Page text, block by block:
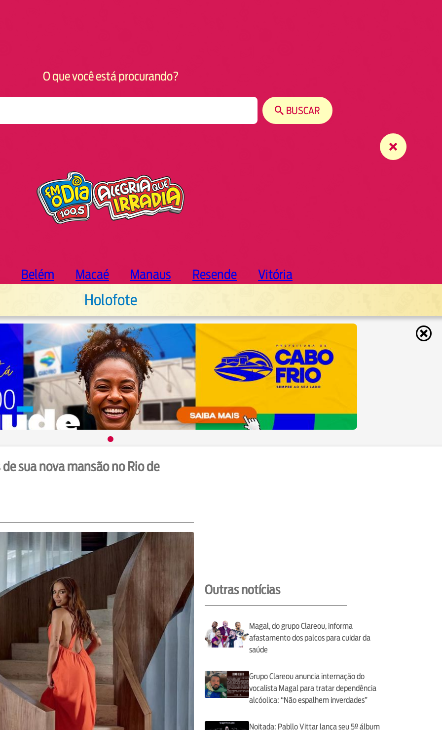
O que você está procurando?
BUSCAR
Belém Macaé Manaus Resende Vitória
Holofote
sua nova mansão no Rio de
Outras notícias
Magal, do grupo Clareou, informa
afastamento dos palcos para cuidar da
saúde
Grupo Clareou anuncia internação do
vocalista Magal para tratar dependência
alcóolica: “Não espalhem inverdades”
Noitada: Pabllo Vittar lança seu 5º álbum